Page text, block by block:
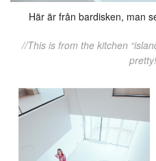
Här är från bardisken, man
//This is from the kitchen